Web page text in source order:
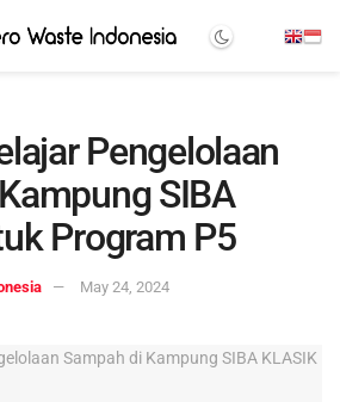
Pengelolaan
SIBA
Program P5
May 24, 2024